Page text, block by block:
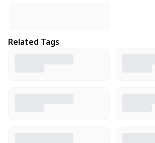
Related Tags